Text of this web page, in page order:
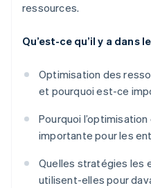
ressources.
Qu’est-ce qu’il y a dans
Optimisation des
et pourquoi est-ce
Pourquoi
importante pour les
Quelles stratégies les
utilisent-elles pour